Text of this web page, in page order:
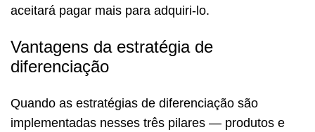
aceitará pagar mais para adquiri-lo.
Vantagens da estratégia de
diferenciação
Quando as estratégias de diferenciação são
implementadas nesses três pilares — produtos e